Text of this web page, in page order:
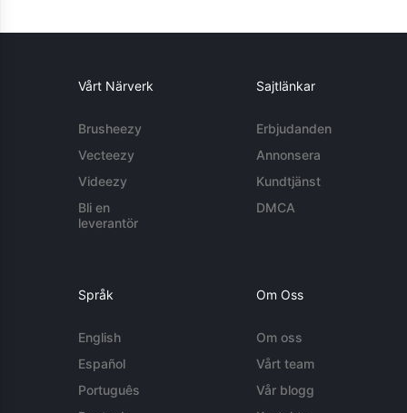
Vårt Närverk
Brusheezy
Vecteezy
Videezy
Bli en
leverantör
Sajtlänkar
Erbjudanden
Annonsera
Kundtjänst
DMCA
Språk
English
Español
Português
Om Oss
Om oss
Vårt team
Vår blogg